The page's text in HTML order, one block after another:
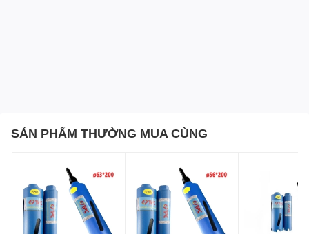
SẢN PHẨM THƯỜNG MUA CÙNG